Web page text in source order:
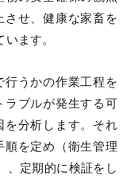
させ、健康な家畜を
ます。
行うかの作業工程を
ラブルが発生する可
を分析します。それ
順を定め（衛生管理
、定期的に検証をし